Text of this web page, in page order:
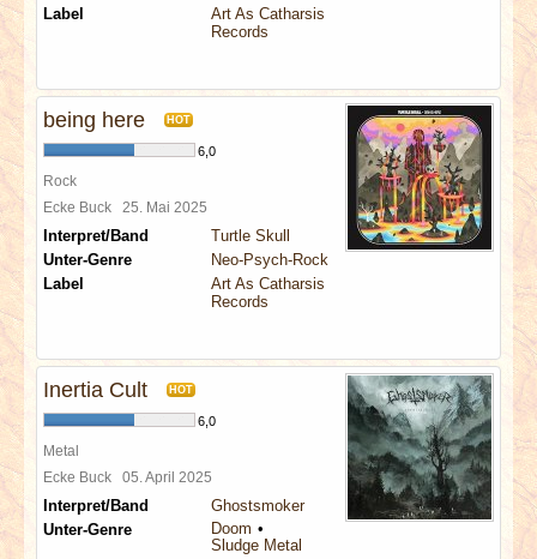
Label
Art As Catharsis
Records
being here HOT
6,0
Rock
Ecke Buck 25. Mai 2025
Interpret/Band
Turtle Skull
Unter-Genre
Neo-Psych-Rock
Label
Art As Catharsis
Records
Inertia Cult HOT
6,0
Metal
Ecke Buck 05. April 2025
Interpret/Band
Ghostsmoker
Unter-Genre
Doom
Sludge Metal